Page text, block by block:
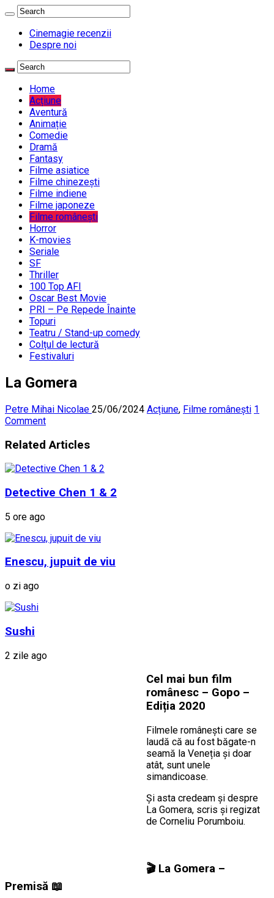
Cinemagie recenzii
Despre noi
Home
Acțiune
Aventură
Animație
Comedie
Dramă
Fantasy
Filme asiatice
Filme chinezești
Filme indiene
Filme japoneze
Filme românești
Horror
K-movies
Seriale
SF
Thriller
100 Top AFI
Oscar Best Movie
PRI – Pe Repede Înainte
Topuri
Teatru / Stand-up comedy
Colțul de lectură
Festivaluri
La Gomera
Petre Mihai Nicolae 25/06/2024 Acțiune, Filme românești 1
Comment
Related Articles
Detective Chen 1 & 2
5 ore ago
Enescu, jupuit de viu
o zi ago
Sushi
2 zile ago
Cel mai bun film
românesc – Gopo –
Ediția 2020
Filmele românești care se
laudă că au fost băgate-n
seamă la Veneția și doar
atât, sunt unele
simandicoase.
Și asta credeam și despre
La Gomera, scris și regizat
de Corneliu Porumboiu.
🎬La Gomera –
Premisă 📖